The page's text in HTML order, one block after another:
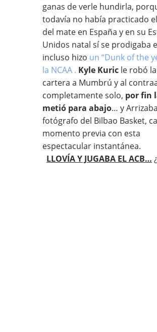
ganas de verle hundirla,
todavía no había practicado
del mate en España y en su
Unidos natal sí se prodigaba e
incluso hizo un “Dunk of the
la NCAA . Kyle Kuric le robó la
cartera a Mumbrú y al
completamente solo, por fin
metió para abajo… y
fotógrafo del Bilbao Basket,
momento previa con esta
espectacular instantánea.
LLOVÍA Y JUGABA EL ACB…